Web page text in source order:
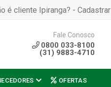
é cliente Ipiranga? - Cadastrar
Fale Conosco
0800 033-8100
(31) 9883-4710
OFERTAS